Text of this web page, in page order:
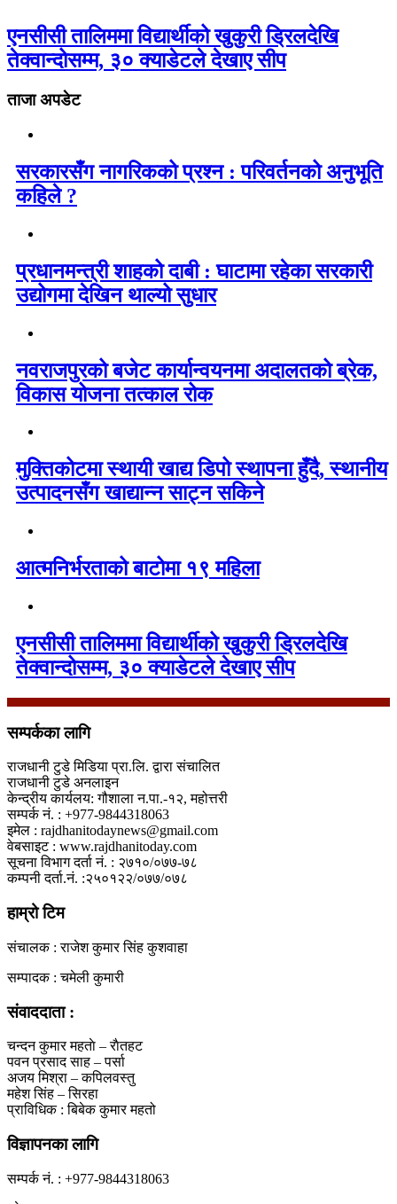
एनसीसी तालिममा विद्यार्थीको खुकुरी ड्रिलदेखि
तेक्वान्दोसम्म, ३० क्याडेटले देखाए सीप
ताजा अपडेट
सरकारसँग नागरिकको प्रश्न : परिवर्तनको अनुभूति
कहिले ?
प्रधानमन्त्री शाहको दाबी : घाटामा रहेका सरकारी
उद्योगमा देखिन थाल्यो सुधार
नवराजपुरको बजेट कार्यान्वयनमा अदालतको ब्रेक,
विकास योजना तत्काल रोक
मुक्तिकोटमा स्थायी खाद्य डिपो स्थापना हुँदै, स्थानीय
उत्पादनसँग खाद्यान्न साट्न सकिने
आत्मनिर्भरताको बाटोमा १९ महिला
एनसीसी तालिममा विद्यार्थीको खुकुरी ड्रिलदेखि
तेक्वान्दोसम्म, ३० क्याडेटले देखाए सीप
सम्पर्कका लागि
राजधानी टुडे मिडिया प्रा.लि. द्वारा संचालित
राजधानी टुडे अनलाइन
केन्द्रीय कार्यलय: गौशाला न.पा.-१२, महोत्तरी
सम्पर्क नं. : +977-9844318063
इमेल : rajdhanitodaynews@gmail.com
वेबसाइट : www.rajdhanitoday.com
सूचना विभाग दर्ता नं. : २७१०/०७७-७८
कम्पनी दर्ता.नं. :२५०१२२/०७७/०७८
हाम्रो टिम
संचालक : राजेश कुमार सिंह कुशवाहा
सम्पादक : चमेली कुमारी
संवाददाता :
चन्दन कुमार महताे – राैतहट
पवन प्रसाद साह – पर्सा
अजय मिश्रा – कपिलवस्तु
महेश सिंह – सिरहा
प्राविधिक : बिबेक कुमार महतो
विज्ञापनका लागि
सम्पर्क नं. : +977-9844318063